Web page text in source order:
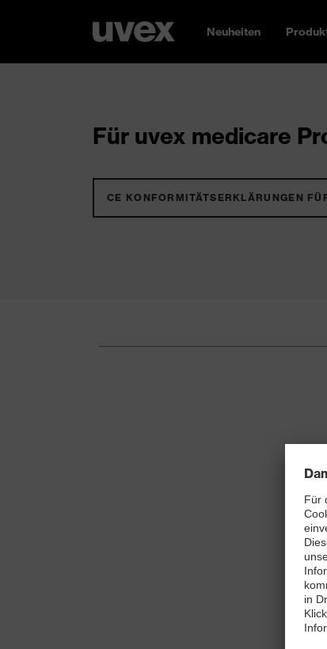
Neuheiten
Für uvex medicare
CE KONFORMITÄTSERKLÄRUNGEN